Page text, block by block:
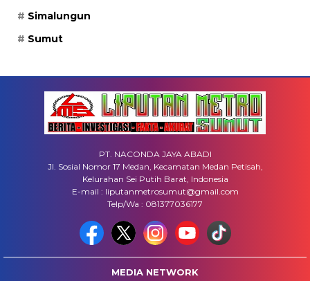
Simalungun
Sumut
PT. NACONDA JAYA ABADI
Jl. Sosial Nomor 17 Medan, Kecamatan Medan Petisah,
Kelurahan Sei Putih Barat, Indonesia
E-mail : liputanmetrosumut@gmail.com
Telp/Wa : 081377036177
MEDIA NETWORK